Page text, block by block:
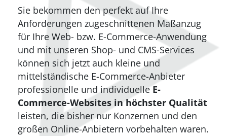
Sie bekommen den perfekt auf Ihre
Anforderungen zugeschnittenen Maßanzug
für Ihre Web- bzw. E-Commerce-Anwendung
und mit unseren Shop- und CMS-Services
können sich jetzt auch kleine und
mittelständische E-Commerce-Anbieter
professionelle und individuelleE-
Commerce-Websites in höchster Qualität
leisten, die bisher nur Konzernen und den
großen Online-Anbietern vorbehalten waren.